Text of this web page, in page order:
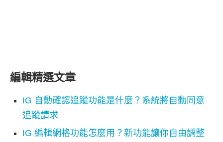
編輯精選文章
IG 自動確認追蹤功能是什麼？系統將自動同意
追蹤請求
IG 編輯網格功能怎麼用？新功能讓你自由調整